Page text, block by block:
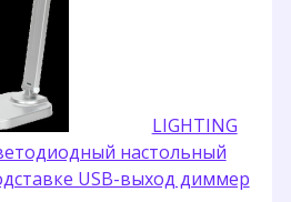
LIGHTING
настольный
USB-выход диммер